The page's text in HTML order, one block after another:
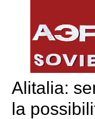
Alitalia:
la